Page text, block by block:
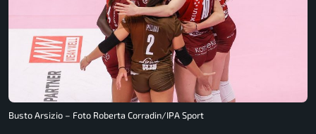
Busto Arsizio – Foto Roberta Corradin/IPA Sport